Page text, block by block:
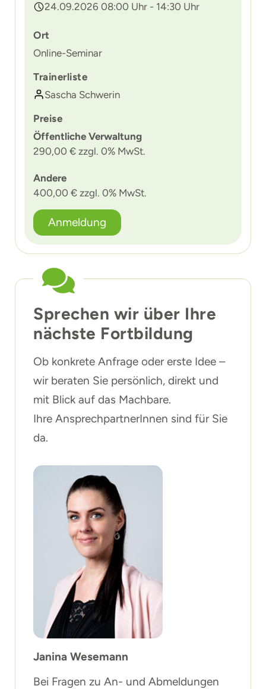
24.09.2026 08:00 Uhr - 14:30 Uhr
Ort
Online-Seminar
Trainerliste
Sascha Schwerin
Preise
Öffentliche Verwaltung
290,00 € zzgl. 0% MwSt.
Andere
400,00 € zzgl. 0% MwSt.
Anmeldung
Sprechen wir über Ihre
nächste Fortbildung
Ob konkrete Anfrage oder erste Idee –
wir beraten Sie persönlich, direkt und
mit Blick auf das Machbare.
Ihre AnsprechpartnerInnen sind für Sie
da.
Janina Wesemann
Bei Fragen zu An- und Abmeldungen